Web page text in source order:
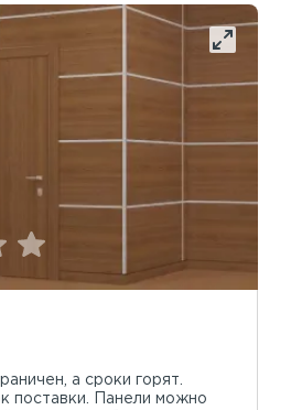
а сроки горят.
поставки. Панели можно